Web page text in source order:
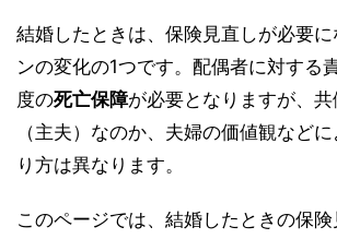
結婚したときは、保険見直しが必要に
ンの変化の1つです。配偶者に対する
度の死亡保障が必要となりますが、
（主夫）なのか、夫婦の価値観など
り方は異なります。
このページでは、結婚したときの保